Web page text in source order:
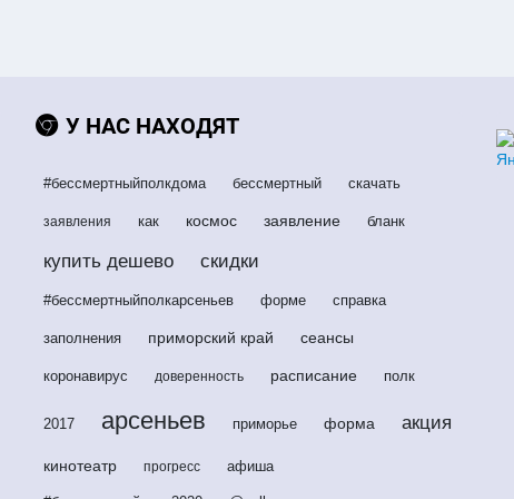
У НАС НАХОДЯТ
#бессмертныйполкдома бессмертный скачать
заявления как космос заявление бланк
купить дешево скидки
#бессмертныйполкарсеньев форме справка
заполнения приморский край сеансы
коронавирус доверенность расписание полк
2017 арсеньев приморье форма акция
кинотеатр прогресс афиша